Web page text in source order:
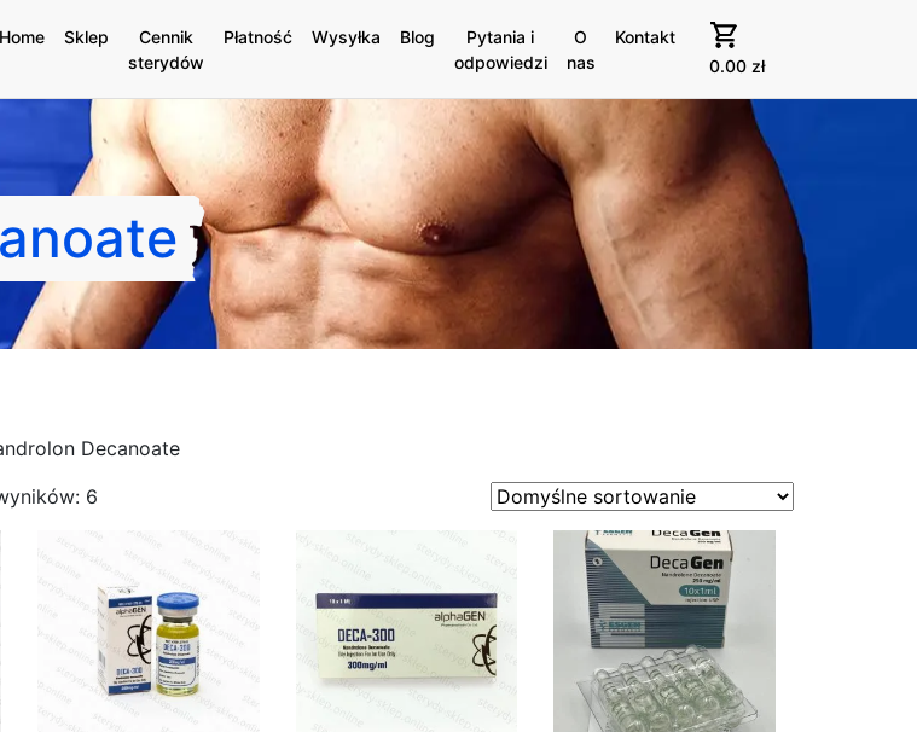
Home Sklep
Cennik
sterydów
Płatność Wysyłka Blog
Pytania i
odpowiedzi
O
nas
Kontakt
0.00 zł
Decanoate
6